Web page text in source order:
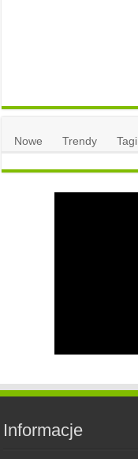
Nowe Trendy Tagi
Informacje